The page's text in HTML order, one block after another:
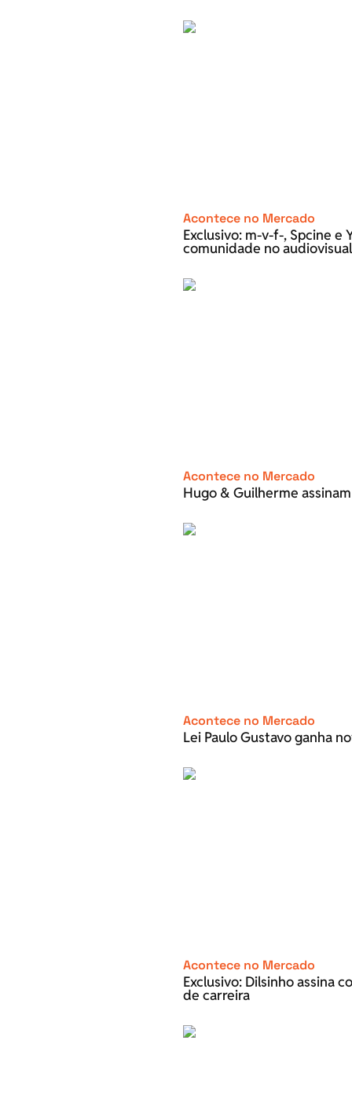
Acontece no Mercado
Exclusivo: m-v-f-, Spcine e
comunidade no audiovisual
Acontece no Mercado
Hugo & Guilherme
Acontece no Mercado
Lei Paulo Gustavo ganha
Acontece no Mercado
Exclusivo: Dilsinho assina
de carreira